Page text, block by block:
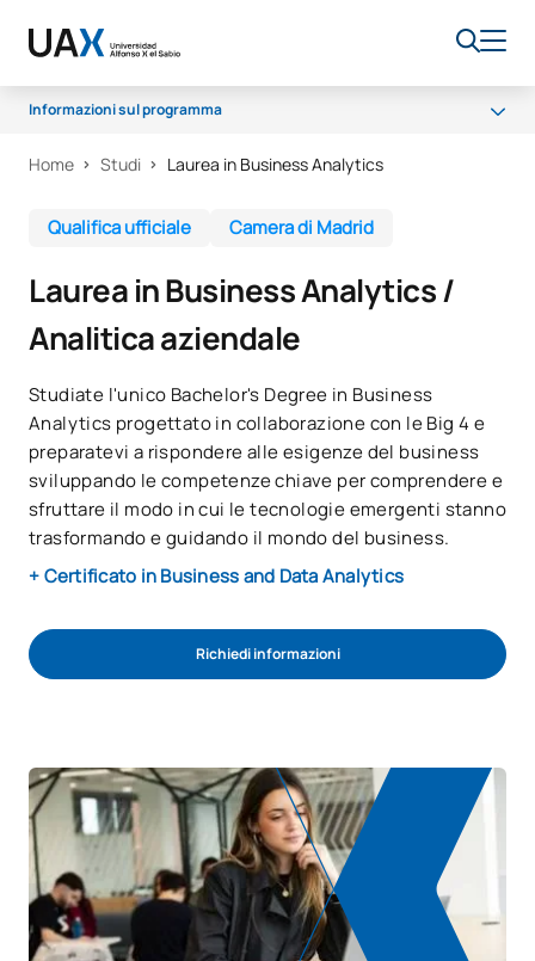
Informazioni sul programma
Perché UAX
Opportunità lavorative
Sala dei professori
Home Studi Laurea in Business Analytics
Qualifica ufficiale Camera di Madrid
Laurea in Business Analytics /
Analitica aziendale
Studiate l'unico Bachelor's Degree in Business
Analytics progettato in collaborazione con le Big 4 e
preparatevi a rispondere alle esigenze del business
sviluppando le competenze chiave per comprendere e
sfruttare il modo in cui le tecnologie emergenti stanno
trasformando e guidando il mondo del business.
+ Certificato in Business and Data Analytics
Richiedi informazioni